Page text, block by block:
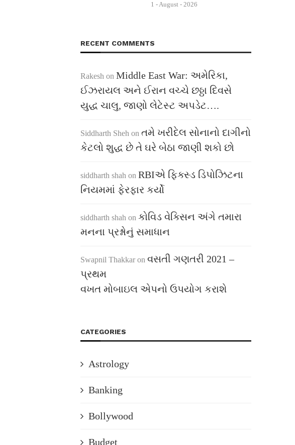
1 - August - 2026
RECENT COMMENTS
Rakesh on Middle East War: અમેરિકા,
ઈઝરાયલ અને ઈરાન વચ્ચે છઠ્ઠા દિવસે
યુદ્ધ ચાલુ, જાણો લેટેસ્ટ અપડેટ….
Siddharth Sheh on તમે ખરીદેલ સોનાનો દાગીનો
કેટલો શુદ્ધ છે તે ઘરે બેઠા જાણી શકો છો
siddharth shah on RBIએ ફિક્સ્ડ ડિપોઝિટના
નિયમમાં ફેરફાર કર્યો
siddharth shah on કોવિડ વેક્સિન અંગે તમારા
મનના પ્રશ્નોનું સમાધાન
Swapnil Thakkar on વસતી ગણતરી 2021 –
પ્રથમ
વખત મોબાઇલ એપનો ઉપયોગ કરાશે
CATEGORIES
Astrology
Banking
Bollywood
Budget